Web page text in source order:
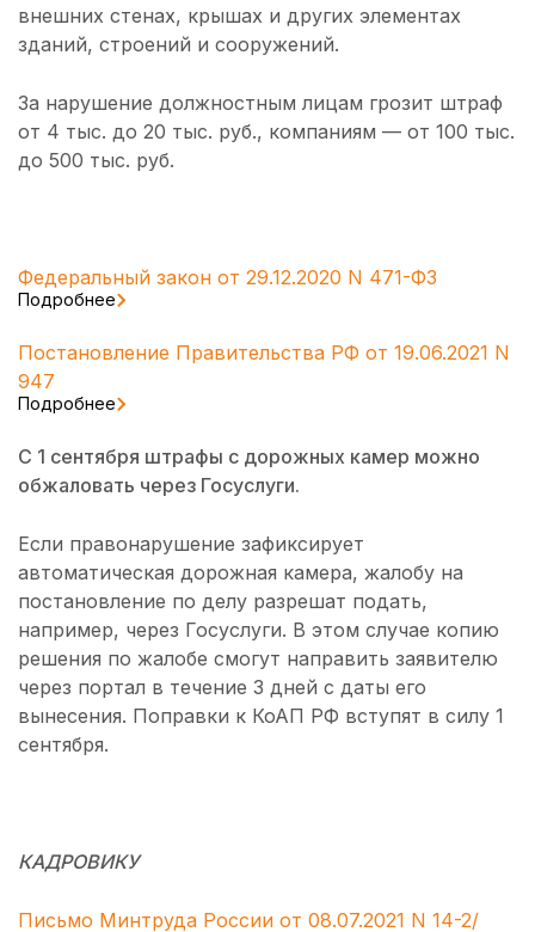
внешних стенах, крышах и других элементах
зданий, строений и сооружений.
За нарушение должностным лицам грозит штраф
от 4 тыс. до 20 тыс. руб., компаниям — от 100 тыс.
до 500 тыс. руб.
Федеральный закон от 29.12.2020 N 471-ФЗ
Подробнее
Постановление Правительства РФ от 19.06.2021 N
947
Подробнее
С 1 сентября штрафы с дорожных камер можно
обжаловать через Госуслуги.
Если правонарушение зафиксирует
автоматическая дорожная камера, жалобу на
постановление по делу разрешат подать,
например, через Госуслуги. В этом случае копию
решения по жалобе смогут направить заявителю
через портал в течение 3 дней с даты его
вынесения. Поправки к КоАП РФ вступят в силу 1
сентября.
КАДРОВИКУ
Письмо Минтруда России от 08.07.2021 N 14-2/